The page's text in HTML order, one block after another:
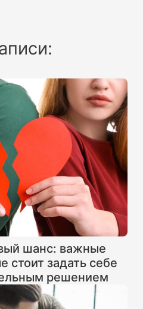
шанс: важные
стоит задать себе
решением